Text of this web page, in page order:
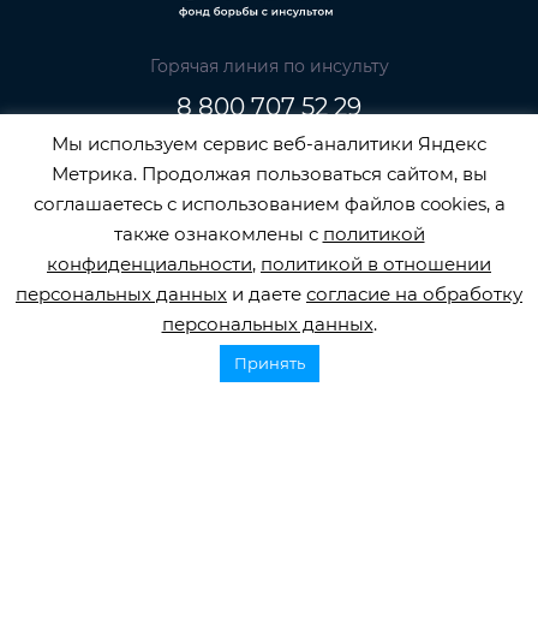
Горячая линия по инсульту
8 800 707 52 29
info@orbifond.ru
Подписаться
Мы используем сервис веб-аналитики Яндекс
Метрика. Продолжая пользоваться сайтом, вы
соглашаетесь с использованием файлов cookies, а
также ознакомлены с политикой
конфиденциальности, политикой в отношении
персональных данных и даете согласие на обработку
персональных данных.
Принять